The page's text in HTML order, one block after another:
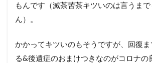
もんです（滅茶苦茶キツいのは言うま
ん）。
かかってキツいのもそうですが、回復
る&後遺症のおまけつきなのがコロナの